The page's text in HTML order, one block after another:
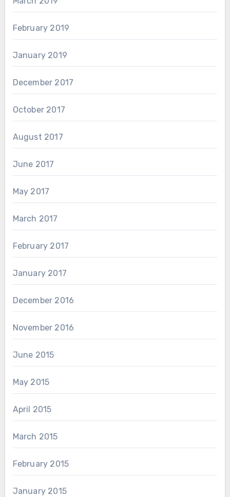
February 2019
January 2019
December 2017
October 2017
August 2017
June 2017
May 2017
March 2017
February 2017
January 2017
December 2016
November 2016
June 2015
May 2015
April 2015
March 2015
February 2015
January 2015